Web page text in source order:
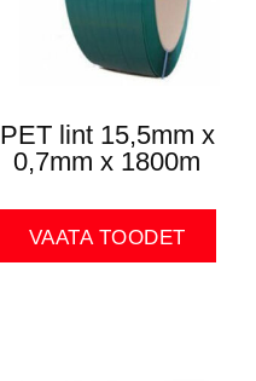
PET lint 15,5mm x
0,7mm x 1800m
VAATA TOODET